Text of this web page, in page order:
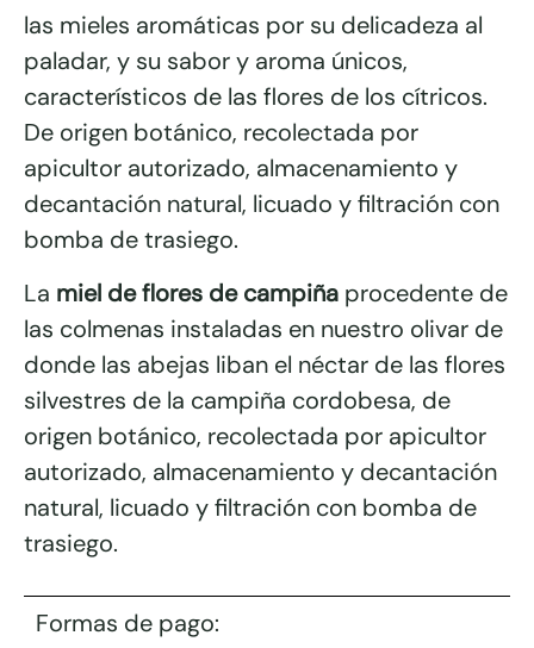
las mieles aromáticas por su delicadeza al
paladar, y su sabor y aroma únicos,
característicos de las flores de los cítricos.
De origen botánico, recolectada por
apicultor autorizado, almacenamiento y
decantación natural, licuado y filtración con
bomba de trasiego.
La miel de flores de campiña procedente de
las colmenas instaladas en nuestro olivar de
donde las abejas liban el néctar de las flores
silvestres de la campiña cordobesa, de
origen botánico, recolectada por apicultor
autorizado, almacenamiento y decantación
natural, licuado y filtración con bomba de
trasiego.
Formas de pago: